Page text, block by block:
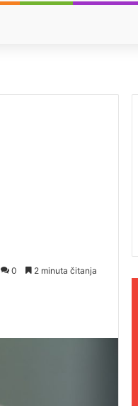
0 2 minuta čitanja